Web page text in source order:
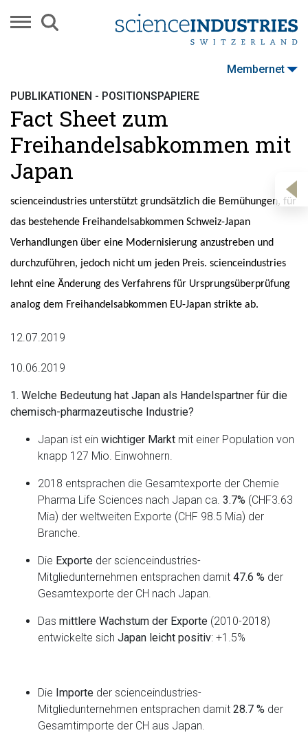
Membernet
PUBLIKATIONEN - POSITIONSPAPIERE
Fact Sheet zum
Freihandelsabkommen mit
Japan
scienceindustries unterstützt grundsätzlich die Bemühungen, für
das bestehende Freihandelsabkommen Schweiz-Japan
Verhandlungen über eine Modernisierung anzustreben und
durchzuführen, jedoch nicht um jeden Preis. scienceindustries
lehnt eine Änderung des Verfahrens für Ursprungsüberprüfung
analog dem Freihandelsabkommen EU-Japan strikte ab.
12.07.2019
10.06.2019
1. Welche Bedeutung hat Japan als Handelspartner für die
chemisch-pharmazeutische Industrie?
Japan ist ein wichtiger Markt mit einer Population von
knapp 127 Mio. Einwohnern.
2018 entsprachen die Gesamtexporte der Chemie
Pharma Life Sciences nach Japan ca. 3.7% (CHF3.63
Mia) der weltweiten Exporte (CHF 98.5 Mia) der
Branche.
Die Exporte der scienceindustries-
Mitgliedunternehmen entsprachen damit 47.6 % der
Gesamtexporte der CH nach Japan.
Das mittlere Wachstum der Exporte (2010-2018)
entwickelte sich Japan leicht positiv: +1.5%
Die Importe der scienceindustries-
Mitgliedunternehmen entsprachen damit 28.7 % der
Gesamtimporte der CH aus Japan.